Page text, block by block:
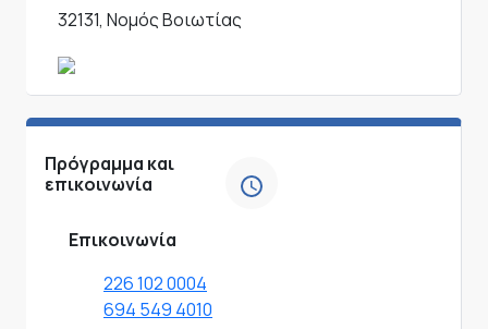
32131, Νομός Βοιωτίας
Πρόγραμμα και
επικοινωνία
Επικοινωνία
226 102 0004
694 549 4010